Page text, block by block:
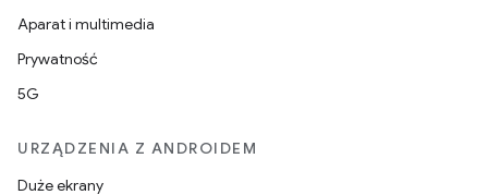
Aparat i multimedia
Prywatność
5G
URZĄDZENIA Z ANDROIDEM
Duże ekrany